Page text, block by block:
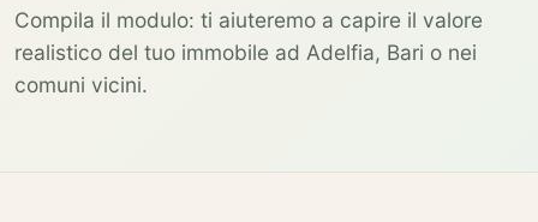
Compila il modulo: ti aiuteremo a capire il valore
realistico del tuo immobile ad Adelfia, Bari o nei
comuni vicini.